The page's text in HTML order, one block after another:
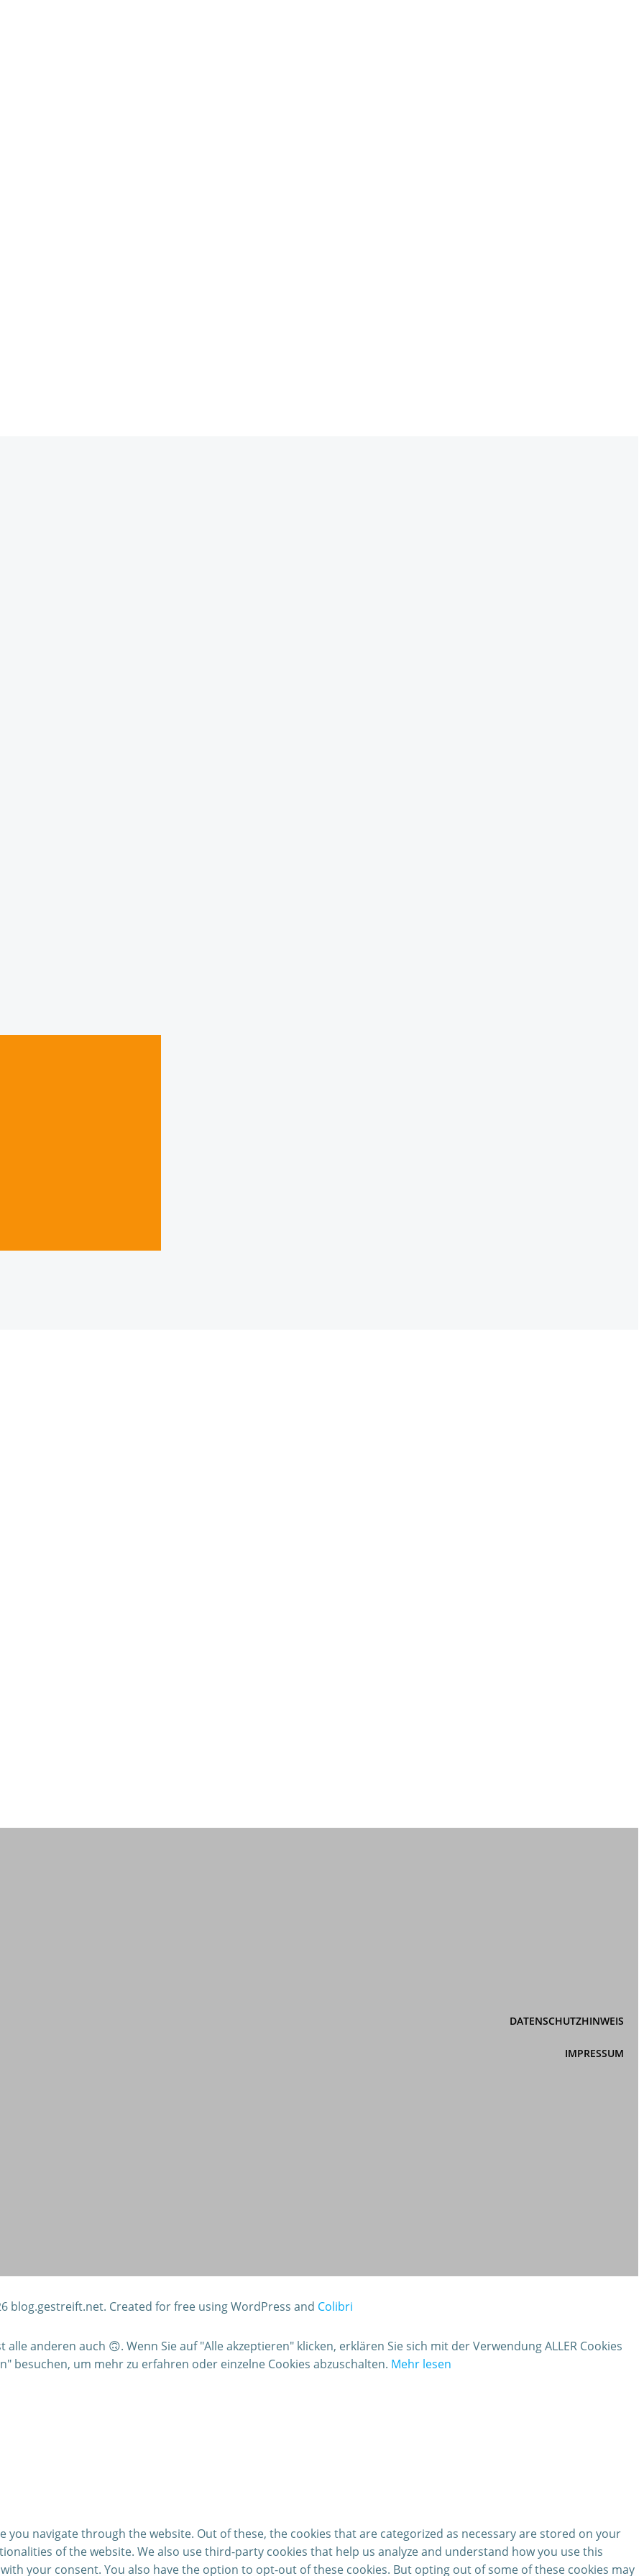
DATENSCHUTZHINWEIS
IMPRESSUM
blog.gestreift.net. Created for free using WordPress and Colibri
anderen auch 🙃. Wenn Sie auf "Alle akzeptieren" klicken, erklären Sie sich mit der Verwendung ALLER Cookies
besuchen, um mehr zu erfahren oder einzelne Cookies abzuschalten. Mehr lesen
you navigate through the website. Out of these, the cookies that are categorized as necessary are stored on your
of the website. We also use third-party cookies that help us analyze and understand how you use this
your consent. You also have the option to opt-out of these cookies. But opting out of some of these cookies may